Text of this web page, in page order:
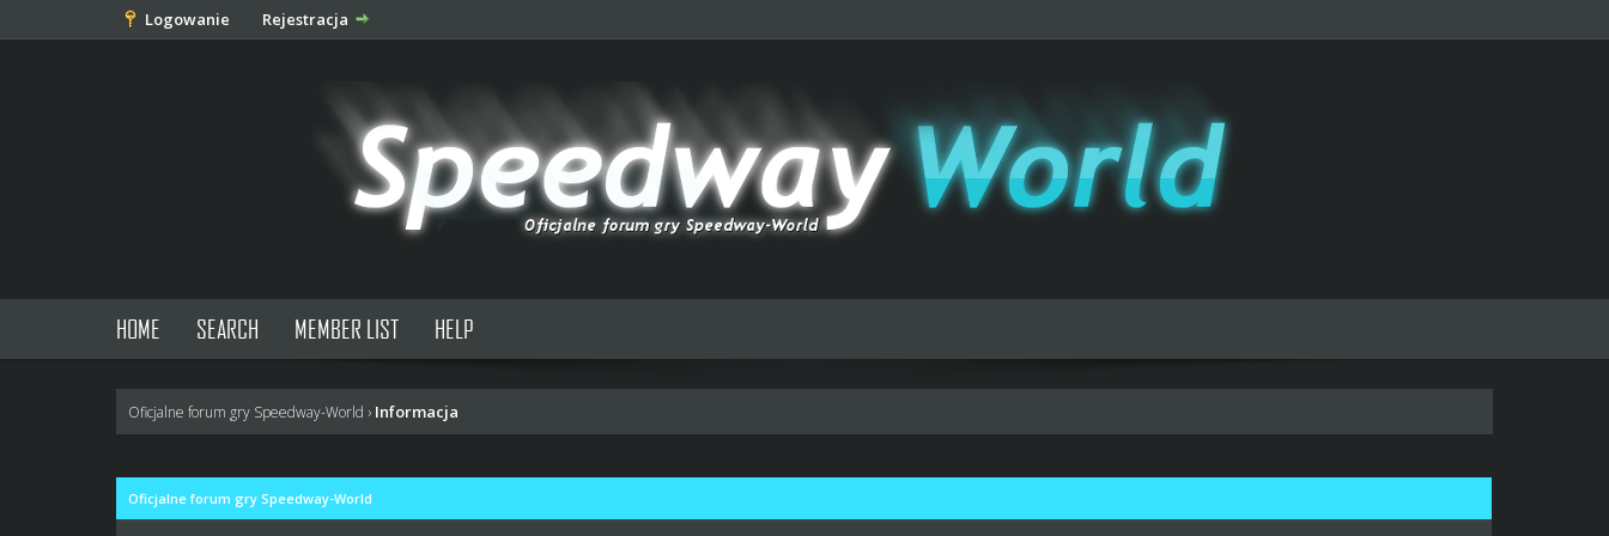
Logowanie Rejestracja
HOME SEARCH MEMBER LIST HELP
Oficjalne forum gry Speedway-World › Informacja
Oficjalne forum gry Speedway-World